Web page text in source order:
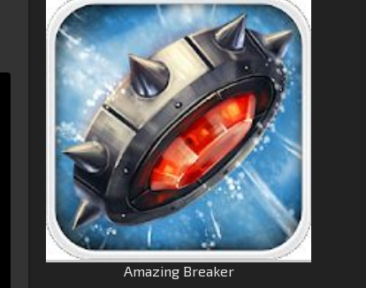
Amazing Breaker